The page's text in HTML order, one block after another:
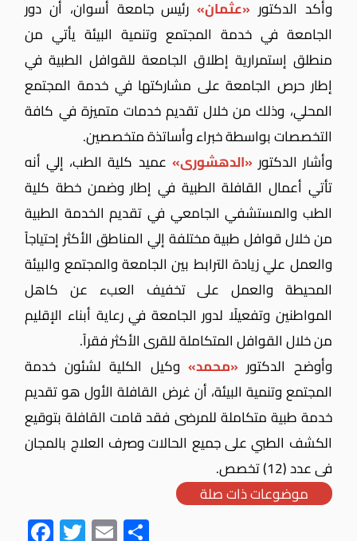
وأكد الدكتور «عثمان»رئيس جامعة أسوان، أن دور
الجامعة في خدمة المجتمع وتنمية البيئة يأتي من
منطلق إستمرارية إطلاق الجامعة للقوافل الطبية في
إطار حرص الجامعة على مشاركتها في خدمة المجتمع
المحلي، وذلك من خلال تقديم خدمات متميزة في كافة
التخصصات بواسطة خبراء وأساتذة متخصصين.
وأشار الدكتور«الدهشورى» عميد كلية الطب، إلي أنه
تأتي أعمال القافلة الطبية في إطار وضمن خطة كلية
الطب والمستشفي الجامعي في تقديم الخدمة الطبية
من خلال قوافل طبية مختلفة إلي المناطق الأكثر إحتياجاً
والعمل علي زيادة الترابط بين الجامعة والمجتمع والبيئة
المحيطة والعمل على تخفيف العبء عن كاهل
المواطنين وتفعيلًا لدور الجامعة في رعاية أبناء الإقليم
من خلال القوافل المتكاملة للقرى الأكثر فقراً.
وأوضح الدكتور«محمد» وكيل الكلية لشئون خدمة
المجتمع وتنمية البيئة، أن غرض القافلة الأول هو تقديم
خدمة طبية متكاملة للمرضى فقد قامت القافلة بتوقيع
الكشف الطبي على جميع الحالات وصرف العلاج بالمجان
فى عدد (12) تخصص.
موضوعات ذات صلة
Fac
Twit
Ema